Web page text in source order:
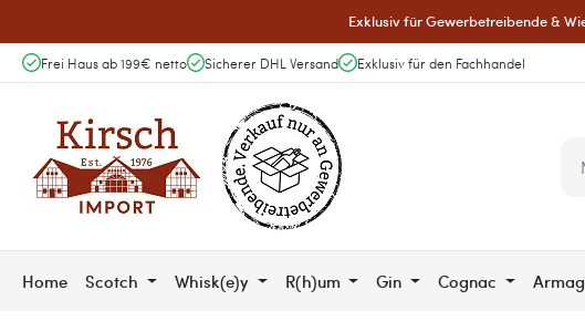
Exklusiv für Gewerbetreibende &
Frei Haus ab 199€ netto Sicherer DHL Versand Exklusiv für den Fachhandel
Home Scotch Whisk(e)y R(h)um Gin Cognac